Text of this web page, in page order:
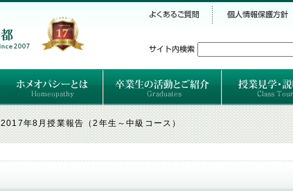
シー
ホメオパシーとは
クラシカルホメオパシーとは
オルガノンとは
ハーネマンの人生
ハーネマン以後のホメオパス
レメディの使い方ABC 卒業生のご紹介
卒業生の活動
2017年8月授業報告（2年生～中級コース）